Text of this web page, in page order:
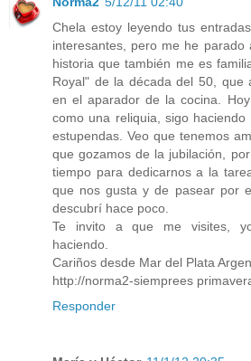
Chela estoy leyendo tus
interesantes, pero me he
historia que también me es
Royal" de la década del 50, que
en el aparador de la cocina.
como una reliquia, sigo
estupendas. Veo que tenemos
que gozamos de la jubilación,
tiempo para dedicarnos a la
que nos gusta y de pasear por
descubrí hace poco.
Te invito a que me visites,
haciendo.
Cariños desde Mar del Plata
http://norma2-siemprees
Responder